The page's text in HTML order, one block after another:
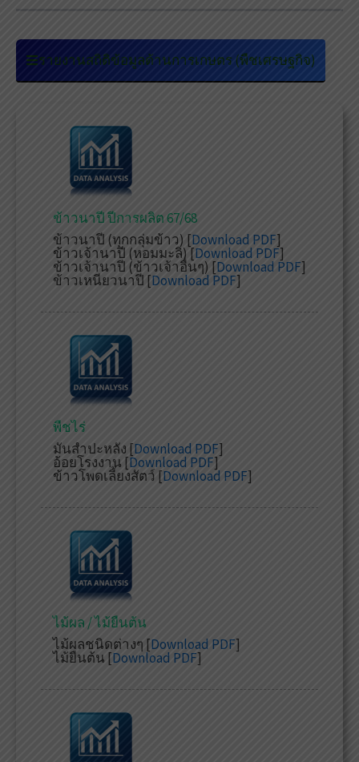
รายงานสถิติข้อมูลด้านการเกษตร (พืชเศรษฐกิจ)
ข้าวนาปี ปีการผลิต 67/68
ข้าวนาปี (ทุกกลุ่มข้าว) [Download PDF]
ข้าวเจ้านาปี (หอมมะลิ) [Download PDF]
ข้าวเจ้านาปี (ข้าวเจ้าอื่นๆ) [Download PDF]
ข้าวเหนียวนาปี [Download PDF]
พืชไร่
มันสำปะหลัง [Download PDF]
อ้อยโรงงาน [Download PDF]
ข้าวโพดเลี้ยงสัตว์ [Download PDF]
ไม้ผล / ไม้ยืนต้น
ไม้ผลชนิดต่างๆ [Download PDF]
ไม้ยืนต้น [Download PDF]